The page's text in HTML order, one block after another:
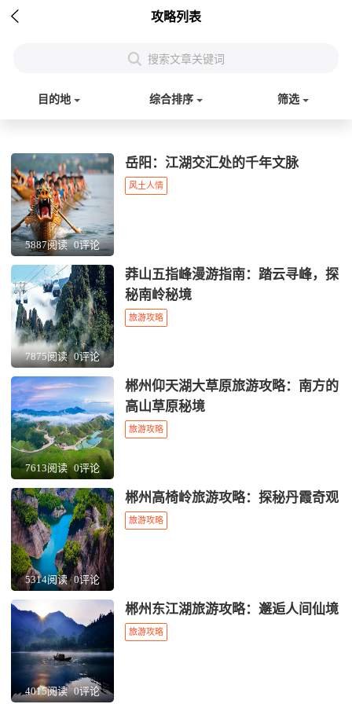
 攻略列表
 搜索文章关键词
目的地 综合排序 筛选
5887阅读 0评论
岳阳：江湖交汇处的千年文脉
风土人情
7875阅读 0评论
莽山五指峰漫游指南：踏云寻峰，探
秘南岭秘境
旅游攻略
7613阅读 0评论
郴州仰天湖大草原旅游攻略：南方的
高山草原秘境
旅游攻略
5314阅读 0评论
郴州高椅岭旅游攻略：探秘丹霞奇观
旅游攻略
4015阅读 0评论
郴州东江湖旅游攻略：邂逅人间仙境
旅游攻略